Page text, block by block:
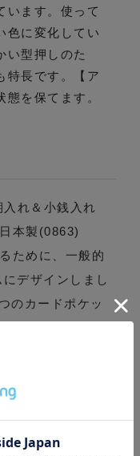
います。使って
色に変化してい
い型押しのた
特長です。【ア
を保てます。
れ＆小銭入れ
本製(0863)
ために、一般的
デザインしまし
のカードポケッ
うになっていま
スナーポケット
枚程度の小銭を
便利です。ファ
すいよう革の引